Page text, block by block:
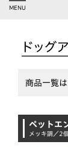
MENU
商品一覧
ペットエ
メッキ調／2